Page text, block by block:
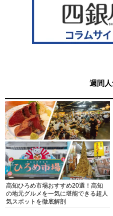
週間
高知ひろめ市場おすすめ20選！高知
の地元グルメを一気に堪能できる超人
気スポットを徹底解剖